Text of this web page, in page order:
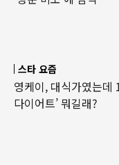
스타 요즘
영케이, 대식가였는
다이어트’ 뭐길래?